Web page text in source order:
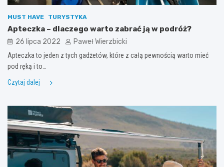
MUST HAVE TURYSTYKA
Apteczka – dlaczego warto zabrać ją w podróż?
26 lipca 2022 Paweł Wierzbicki
Apteczka to jeden z tych gadżetów, które z całą pewnością warto mieć
pod ręką i to…
Czytaj dalej